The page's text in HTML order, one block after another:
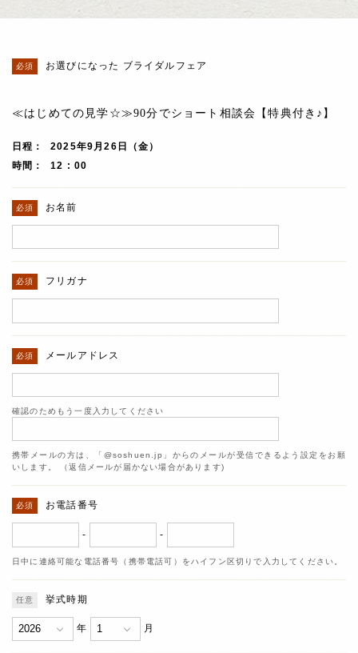
お選びになった ブライダルフェア
≪はじめての見学☆≫90分でショート相談会【特典付き♪】
日程
2025年9月26日（金）
時間
12 : 00
お名前
フリガナ
メールアドレス
確認のためもう一度入力してください
携帯メールの方は、「@soshuen.jp」からのメールが受信できるよう設定をお願
いします。 （返信メールが届かない場合があります)
お電話番号
- -
日中に連絡可能な電話番号（携帯電話可）をハイフン区切りで入力してください。
挙式時期
年 月